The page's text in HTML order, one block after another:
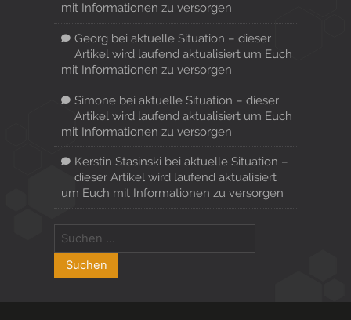
mit Informationen zu versorgen
Georg bei aktuelle Situation – dieser
Artikel wird laufend aktualisiert um Euch
mit Informationen zu versorgen
Simonebei aktuelle Situation – dieser
Artikel wird laufend aktualisiert um Euch
mit Informationen zu versorgen
Kerstin Stasinski bei aktuelle Situation –
dieser Artikel wird laufend aktualisiert
um Euch mit Informationen zu versorgen